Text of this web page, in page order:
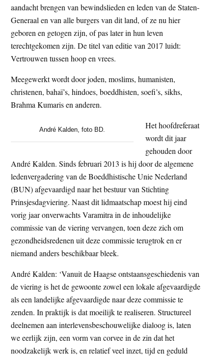
aandacht brengen van bewindslieden en leden van de Staten-
Generaal en van alle burgers van dit land, of ze nu hier
geboren en getogen zijn, of pas later in hun leven
terechtgekomen zijn. De titel van editie van 2017 luidt:
Vertrouwen tussen hoop en vrees.
Meegewerkt wordt door joden, moslims, humanisten,
christenen, bahaï’s, hindoes, boeddhisten, soefi’s, sikhs,
Brahma Kumaris en anderen.
André Kalden, foto BD.
Het hoofdreferaat
wordt dit jaar
gehouden door
André Kalden. Sinds februari 2013 is hij door de algemene
ledenvergadering van de Boeddhistische Unie Nederland
(BUN) afgevaardigd naar het bestuur van Stichting
Prinsjesdagviering. Naast dit lidmaatschap moest hij eind
vorig jaar onverwachts Varamitra in de inhoudelijke
commissie van de viering vervangen, toen deze zich om
gezondheidsredenen uit deze commissie terugtrok en er
niemand anders beschikbaar bleek.
André Kalden: ‘Vanuit de Haagse ontstaansgeschiedenis van
de viering is het de gewoonte zowel een lokale afgevaardigde
als een landelijke afgevaardigde naar deze commissie te
zenden. In praktijk is dat moeilijk te realiseren. Structureel
deelnemen aan interlevensbeschouwelijke dialoog is, laten
we eerlijk zijn, een vorm van corvee in de zin dat het
noodzakelijk werk is, en relatief veel inzet, tijd en geduld